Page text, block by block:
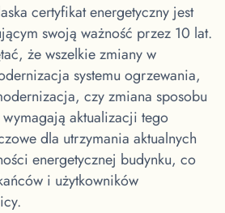
certyfikat energetyczny jest
swoją ważność przez 10 lat.
że wszelkie zmiany w
systemu ogrzewania,
czy zmiana sposobu
aktualizacji tego
dla utrzymania aktualnych
energetycznej budynku, co
i użytkowników